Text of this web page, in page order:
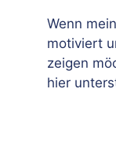
Wenn
motiviert
zeigen
hier